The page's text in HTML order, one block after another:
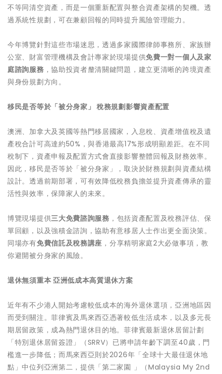
不等同清空資產，而是一個重新配置與整合資產架構的契機。透
過系統性規劃，可在兼顧回報的同時提升風險管理能力。
今年博覽針對這些市場迷思，透過多家國際律師事務所、家族辦
公室、財富管理機構及會計專家於現場提供免費一對一個人及家
庭諮詢服務 ，協助投資者釐清關鍵問題，建立更清晰的跨境資產
與身份規劃方向。
移民是否等於「被分身家」 稅務規劃影響資產配置
澳洲、加拿大及英國等熱門移居國家，入息稅、資產增值稅及遺
產稅合計可高達約50%，與香港最高17%形成明顯差距。在不同
稅制下，資產申報及配置方式會直接影響整體回報及財務效率。
因此，移民是否等於「被分身家」，取決於財務規劃與資產結構
設計。透過前期部署，可有效降低稅務負擔並提升資產傳承的靈
活性與效率，保障家人的未來。
博覽現場提供三大免費諮詢服務 ，包括資產配置及稅務評估、保
單回顧，以及強積金諮詢，協助有意移居人士作出更全面決策。
同場亦有免費信託及稅務講座 ，分享精明家庭2大必做事項，教
你避開被分身家的風險。
退休無須重本 亞洲低成本高質退休方案
近年有不少港人開始考慮較低成本的海外退休選項，亞洲地區因
而受到關注。菲律賓及馬來西亞憑著較低生活成本，以及多元長
期居留政策，成為熱門退休目的地。菲律賓最新退休居留計劃
「特別退休居留簽證」（SRRV）已將申請年齡下調至40歲，門
檻進一步降低；而馬來西亞則於2026年「全球十大最佳退休地
點」中位列亞洲第二，提供「第二家園 」（Malaysia My 2nd